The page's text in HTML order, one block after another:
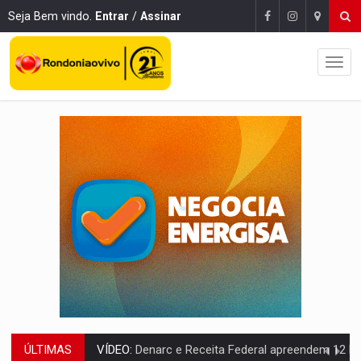
Seja Bem vindo. Entrar / Assinar
ÚLTIMAS OPERAÇÃO DA PC:Membros do CV são presos com armas e drogas após